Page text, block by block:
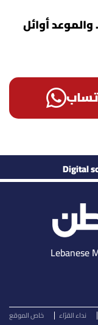
أوائل
Digital
نداء القرّاء خاص الموقع